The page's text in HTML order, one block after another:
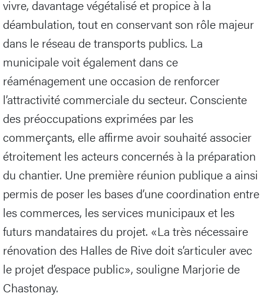
vivre, davantage végétalisé et propice à la
déambulation, tout en conservant son rôle majeur
dans le réseau de transports publics. La
municipale voit également dans ce
réaménagement une occasion de renforcer
l’attractivité commerciale du secteur. Consciente
des préoccupations exprimées par les
commerçants, elle affirme avoir souhaité associer
étroitement les acteurs concernés à la préparation
du chantier. Une première réunion publique a ainsi
permis de poser les bases d’une coordination entre
les commerces, les services municipaux et les
futurs mandataires du projet. «La très nécessaire
rénovation des Halles de Rive doit s’articuler avec
le projet d’espace public», souligne Marjorie de
Chastonay.